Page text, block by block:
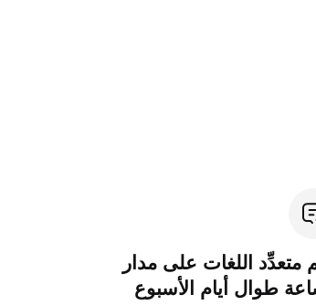
متعدِّد اللغات على مدار
طوال أيام الأسبوع